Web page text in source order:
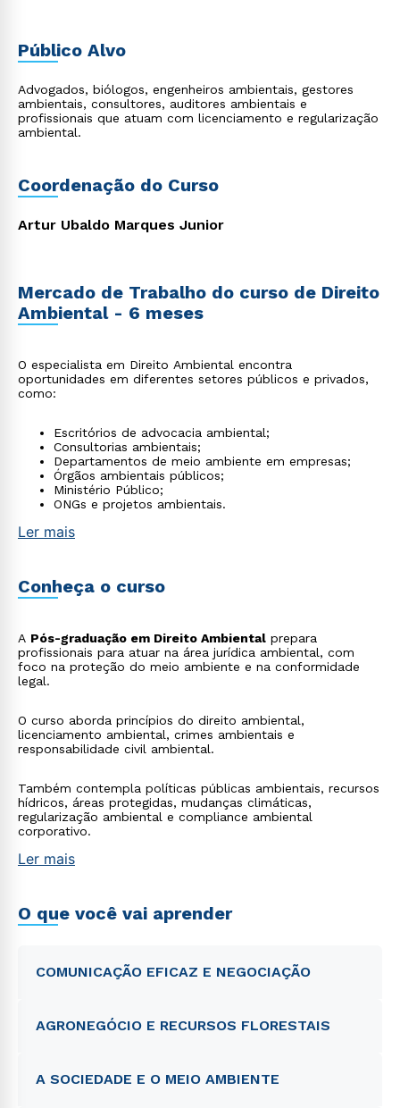
Público Alvo
Advogados, biólogos, engenheiros ambientais, gestores
ambientais, consultores, auditores ambientais e
profissionais que atuam com licenciamento e regularização
ambiental.
Coordenação do Curso
Artur Ubaldo Marques Junior
Mercado de Trabalho do curso de Direito
Ambiental - 6 meses
O especialista em Direito Ambiental encontra
oportunidades em diferentes setores públicos e privados,
como:
Escritórios de advocacia ambiental;
Consultorias ambientais;
Departamentos de meio ambiente em empresas;
Órgãos ambientais públicos;
Ministério Público;
ONGs e projetos ambientais.
Ler mais
Conheça o curso
A Pós-graduação em Direito Ambiental prepara
profissionais para atuar na área jurídica ambiental, com
foco na proteção do meio ambiente e na conformidade
legal.
O curso aborda princípios do direito ambiental,
licenciamento ambiental, crimes ambientais e
responsabilidade civil ambiental.
Também contempla políticas públicas ambientais, recursos
hídricos, áreas protegidas, mudanças climáticas,
regularização ambiental e compliance ambiental
corporativo.
Ler mais
O que você vai aprender
COMUNICAÇÃO EFICAZ E NEGOCIAÇÃO
AGRONEGÓCIO E RECURSOS FLORESTAIS
A SOCIEDADE E O MEIO AMBIENTE